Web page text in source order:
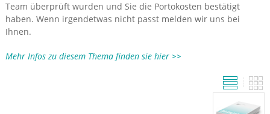
Team überprüft wurden und Sie die Portokosten bestätigt
haben. Wenn irgendetwas nicht passt melden wir uns bei
Ihnen.
Mehr Infos zu diesem Thema finden sie hier >>